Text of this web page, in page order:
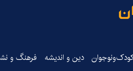
دین و اندیشه فرهنگ و